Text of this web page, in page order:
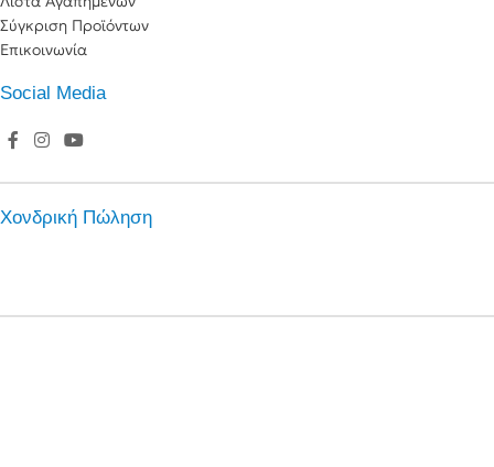
Σύγκριση Προϊόντων
Επικοινωνία
Social Media
Χονδρική Πώληση